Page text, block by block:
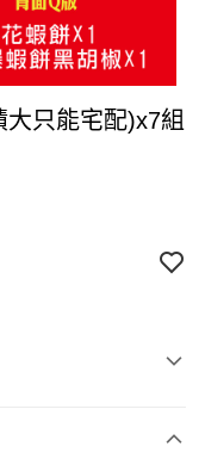
只能宅配)x7組